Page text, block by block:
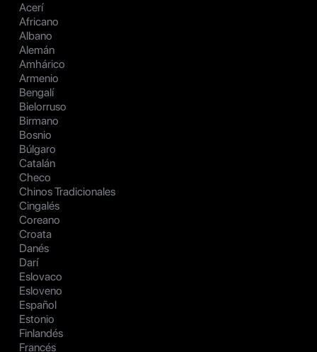
Acerí
Africano
Albano
Alemán
Amhárico
Armenio
Bengalí
Bielorruso
Birmano
Bosnio
Búlgaro
Catalán
Checo
Chinos Tradicionales
Cingalés
Coreano
Croata
Danés
Darí
Eslovaco
Esloveno
Español
Estonio
Finlandés
Francés